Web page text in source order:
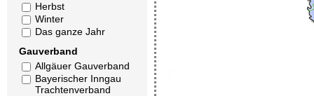
Herbst
Winter
Das ganze Jahr
Gauverband
Allgäuer Gauverband
Bayerischer Inngau
Trachtenverband